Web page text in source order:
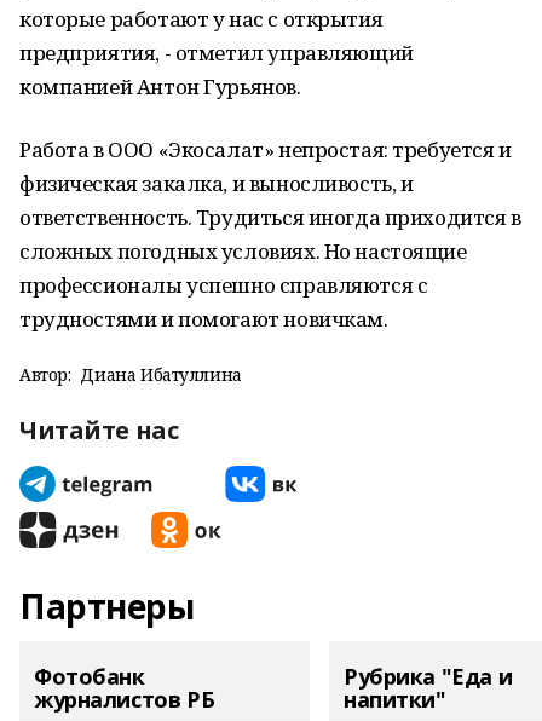
которые работают у нас с открытия
предприятия, - отметил управляющий
компанией Антон Гурьянов.
Работа в ООО «Экосалат» непростая: требуется и
физическая закалка, и выносливость, и
ответственность. Трудиться иногда приходится в
сложных погодных условиях. Но настоящие
профессионалы успешно справляются с
трудностями и помогают новичкам.
Автор: Диана Ибатуллина
Читайте нас
Партнеры
Фотобанк
журналистов РБ
Рубрика "Еда и
напитки"